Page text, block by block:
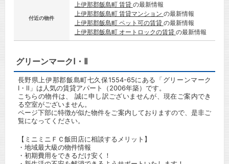
付近の物件
上伊那郡飯島町 賃貸 の最新情報
上伊那郡飯島町 賃貸マンション の最新情報
上伊那郡飯島町 ペット可の賃貸 の最新情報
上伊那郡飯島町 オートロックの賃貸 の最新情報
グリーンマークⅠ・Ⅱ
長野県上伊那郡飯島町七久保1554-65にある「グリーンマーク
Ⅰ・Ⅱ」は人気の賃貸アパート（2006年築）です。
こちらの物件は、 誠に申し訳ございませんが、現在ご案内でき
る空室がございません。
ページ下部に特徴が似た物件をご案内しておりますので、是非ご
覧になってください。
【ミニミニＦＣ飯田店に相談するメリット】
・地域最大級の物件情報
・初期費用をできるだけ安く！